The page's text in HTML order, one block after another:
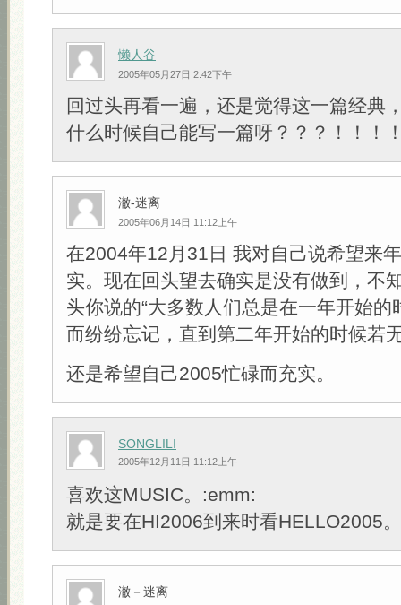
懒人谷
2005年05月27日 2:42下午
回过头再看一遍，还是觉得这一篇经典
什么时候自己能写一篇呀？？？！！！
澈-迷离
2005年06月14日 11:12上午
在2004年12月31日 我对自己说希望来
实。现在回头望去确实是没有做到，不
头你说的“大多数人们总是在一年开始的
而纷纷忘记，直到第二年开始的时候若
还是希望自己2005忙碌而充实。
SONGLILI
2005年12月11日 11:12上午
喜欢这MUSIC。:emm:
就是要在HI2006到来时看HELLO2005。
澈－迷离